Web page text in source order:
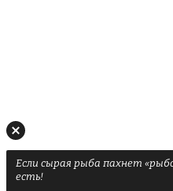
Если сырая рыба пахнет
есть!